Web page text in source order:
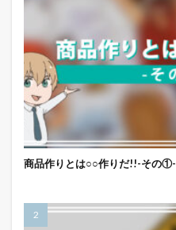
商品作りとは○○作りだ!!-その①-